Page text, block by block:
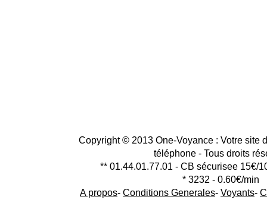
Copyright © 2013 One-Voyance : Votre site
téléphone - Tous droits
** 01.44.01.77.01 - CB sécurisee 15€/
* 3232 - 0.60€/min
A propos- Conditions Generales- Voyants-